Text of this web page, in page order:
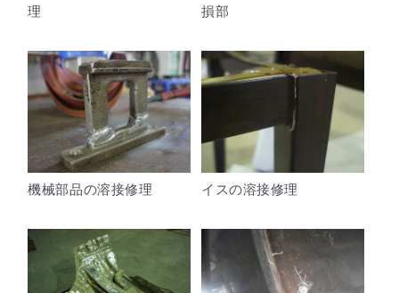
理
損部
機械部品の溶接修理 イスの溶接修理